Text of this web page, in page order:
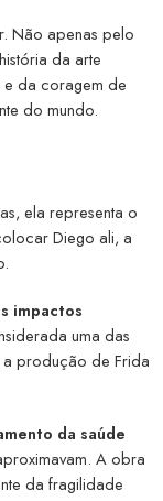
Não apenas pelo
da arte
e da coragem de
do mundo.
ela representa o
Diego ali, a
impactos
uma das
a produção de Frida
da saúde
A obra
da fragilidade